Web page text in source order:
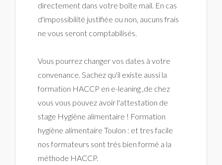
directement dans votre boîte mail. En cas
d'impossibilité justifiée ou non, aucuns frais
ne vous seront comptabilisés.
Vous pourrez changer vos dates à votre
convenance. Sachez qu'il existe aussi la
formation HACCP en e-leaning ,de chez
vous vous pouvez avoir l'attestation de
stage Hygiène alimentaire ! Formation
hygiène alimentaire Toulon : et tres facile
nos formateurs sont trés bien formé a la
méthode HACCP.